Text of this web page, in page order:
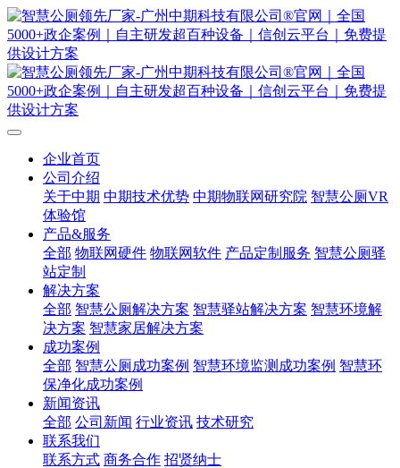
企业首页
公司介绍
关于中期 中期技术优势 中期物联网研究院 智慧公厕VR
体验馆
产品&服务
全部 物联网硬件 物联网软件 产品定制服务 智慧公厕驿
站定制
解决方案
全部 智慧公厕解决方案 智慧驿站解决方案 智慧环境解
决方案 智慧家居解决方案
成功案例
全部 智慧公厕成功案例 智慧环境监测成功案例 智慧环
保净化成功案例
新闻资讯
全部 公司新闻 行业资讯 技术研究
联系我们
联系方式 商务合作 招贤纳士